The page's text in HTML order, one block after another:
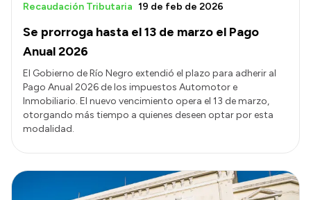
Se prorroga hasta el 13 de marzo el Pago
Anual 2026
Recaudación Tributaria 19 de feb de 2026
El Gobierno de Río Negro extendió el plazo para adherir al
Pago Anual 2026 de los impuestos Automotor e
Inmobiliario. El nuevo vencimiento opera el 13 de marzo,
otorgando más tiempo a quienes deseen optar por esta
modalidad.